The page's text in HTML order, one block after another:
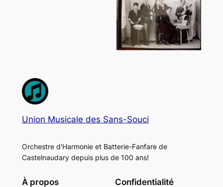
Union Musicale des Sans-Souci
Orchestre d'Harmonie et Batterie-Fanfare de
Castelnaudary depuis plus de 100 ans!
À propos Confidentialité